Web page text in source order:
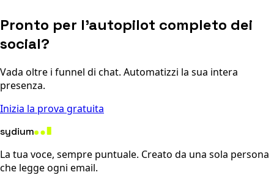
Pronto per l'autopilot completo dei
social?
Vada oltre i funnel di chat. Automatizzi la sua intera
presenza.
Inizia la prova gratuita
sydium
La tua voce, sempre puntuale. Creato da una sola persona
che legge ogni email.